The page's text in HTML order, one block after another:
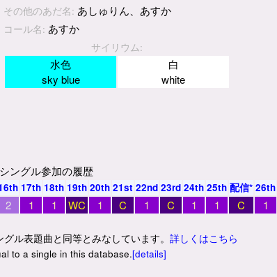
その他のあだ名: あしゅりん、あすか
コール名: あすか
サイリウム:
水色
sky blue
白
white
シングル参加の履歴
17th 18th 19th 20th 21st 22nd 23rd 24th 25th 配信* 26th
2 1 1 WC 1 C 1 C 1 1 C 1
ル表題曲と同等とみなしています。 詳しくはこちら
to a single in this database.[details]